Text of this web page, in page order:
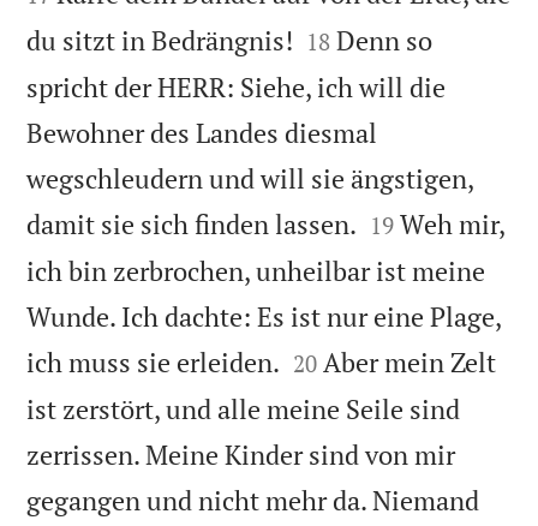
du sitzt in Bedrängnis! 

18 Denn so
spricht der HERR: Siehe, ich will die
Bewohner des Landes diesmal
wegschleudern und will sie ängstigen,
damit sie sich finden lassen. 

19 Weh mir,
ich bin zerbrochen, unheilbar ist meine
Wunde. Ich dachte: Es ist nur eine Plage,
ich muss sie erleiden. 

20 Aber mein Zelt
ist zerstört, und alle meine Seile sind
zerrissen. Meine Kinder sind von mir
gegangen und nicht mehr da. Niemand